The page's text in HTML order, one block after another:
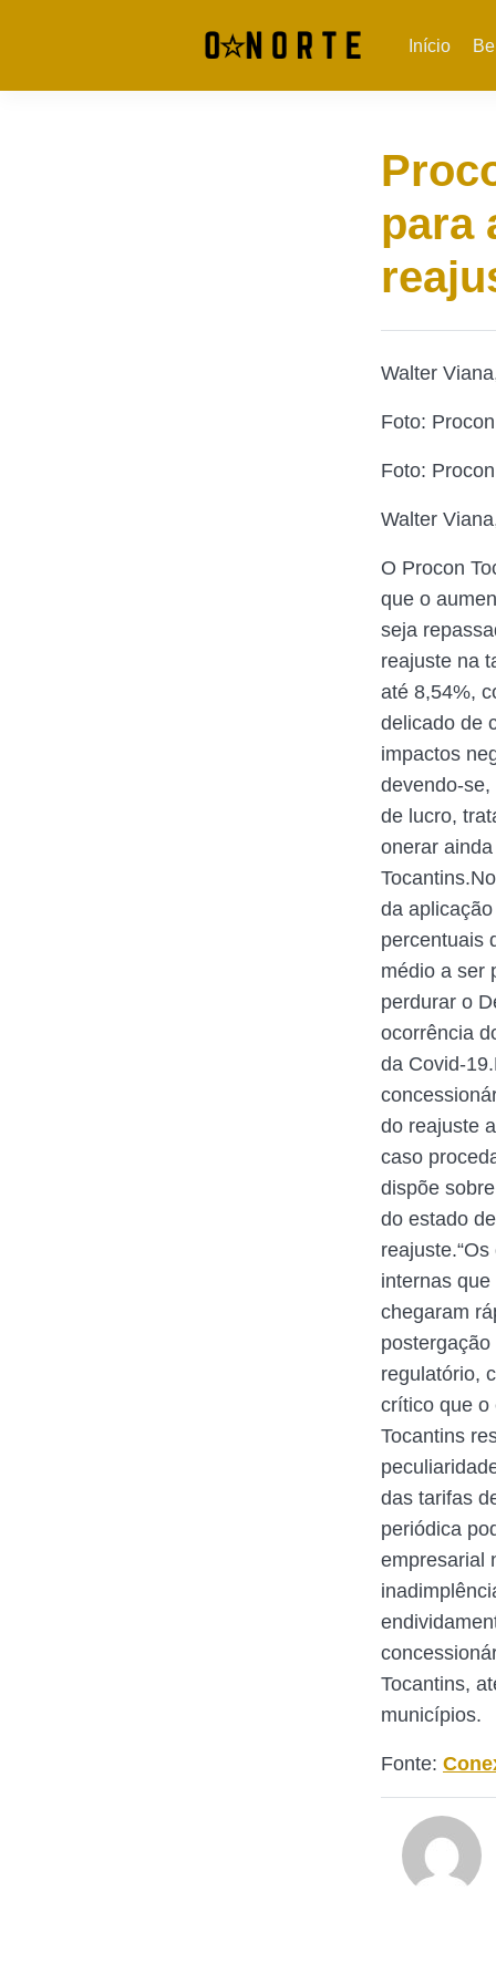
Início
para
Walter
Foto:
Foto:
Walter
O Procon
que o
seja
reajuste na
até 8,54%,
delicado de
impactos
devendo-
de lucro,
onerar
da
percentuais
médio a ser
perdurar o
ocorrência
da Covid-
do reajuste
caso
dispõe
do estado
internas
chegaram
regulatório,
crítico que o
Tocantins
das tarifas
periódica
empresarial
Tocantins,
municípios.
Fonte: